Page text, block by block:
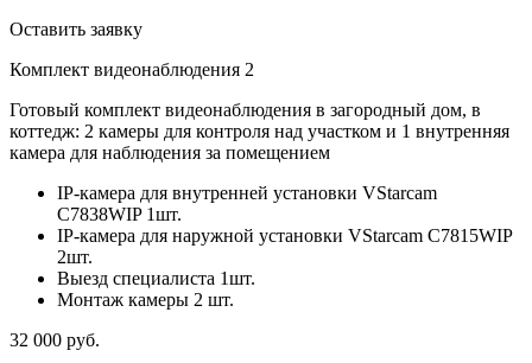
Оставить заявку
Комплект видеонаблюдения 2
Готовый комплект видеонаблюдения в загородный дом, в
коттедж: 2 камеры для контроля над участком и 1 внутренняя
камера для наблюдения за помещением
IP-камера для внутренней установки VStarcam
C7838WIP 1шт.
IP-камера для наружной установки VStarcam C7815WIP
2шт.
Выезд специалиста 1шт.
Монтаж камеры 2 шт.
32 000 руб.